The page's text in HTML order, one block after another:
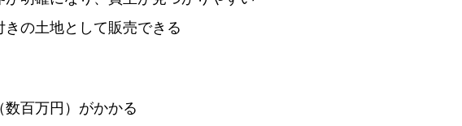
きの土地として販売できる
数百万円）がかかる